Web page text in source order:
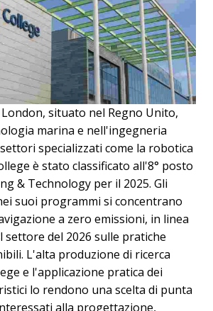
situato nel Regno Unito,
marina e nell'ingegneria
specializzati come la robotica
è stato classificato all'8° posto
& Technology per il 2025. Gli
suoi programmi si concentrano
a zero emissioni, in linea
del 2026 sulle pratiche
L'alta produzione di ricerca
e l'applicazione pratica dei
lo rendono una scelta di punta
alla progettazione,